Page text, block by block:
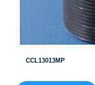
CCL13013MP